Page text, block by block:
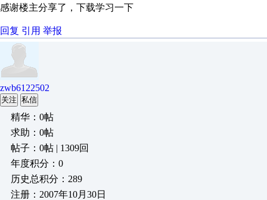
感谢楼主分享了，下载学习一下
回复 引用 举报
zwb6122502
关注 私信
精华：0帖
求助：0帖
帖子：0帖 | 1309回
年度积分：0
历史总积分：289
注册：2007年10月30日